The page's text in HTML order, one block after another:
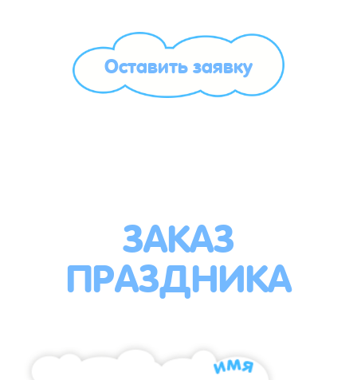
Оставить заявку
ЗАКАЗ
ПРАЗДНИКА